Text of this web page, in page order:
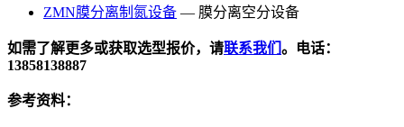
ZMN膜分离制氮设备 — 膜分离空分设备
如需了解更多或获取选型报价，请联系我们 。电话：
13858138887
参考资料：